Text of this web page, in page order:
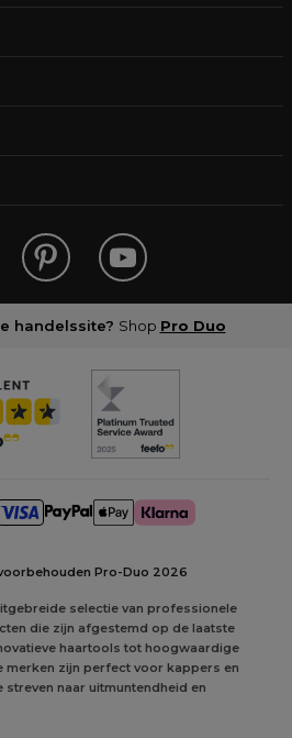
handelssite? Shop Pro Duo
Pro-Duo 2026
selectie van professionele
die zijn afgestemd op de laatste
haartools tot hoogwaardige
zijn perfect voor kappers en
naar uitmuntendheid en